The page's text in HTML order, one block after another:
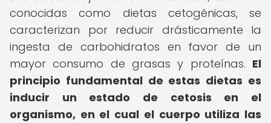
conocidas como dietas cetogénicas, se
caracterizan por reducir drásticamente la
ingesta de carbohidratos en favor de un
mayor consumo de grasas y proteínas. El
principio fundamental de estas dietas es
inducir un estado de cetosis en el
organismo, en el cual el cuerpo utiliza las